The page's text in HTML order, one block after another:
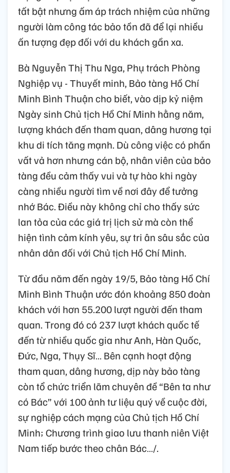
tất bật nhưng ấm áp trách nhiệm của những
người làm công tác bảo tồn đã để lại nhiều
ấn tượng đẹp đối với du khách gần xa.
Bà Nguyễn Thị Thu Nga, Phụ trách Phòng
Nghiệp vụ - Thuyết minh, Bảo tàng Hồ Chí
Minh Bình Thuận cho biết, vào dịp kỷ niệm
Ngày sinh Chủ tịch Hồ Chí Minh hằng năm,
lượng khách đến tham quan, dâng hương tại
khu di tích tăng mạnh. Dù công việc có phần
vất vả hơn nhưng cán bộ, nhân viên của bảo
tàng đều cảm thấy vui và tự hào khi ngày
càng nhiều người tìm về nơi đây để tưởng
nhớ Bác. Điều này không chỉ cho thấy sức
lan tỏa của các giá trị lịch sử mà còn thể
hiện tình cảm kính yêu, sự tri ân sâu sắc của
nhân dân đối với Chủ tịch Hồ Chí Minh.
Từ đầu năm đến ngày 19/5, Bảo tàng Hồ Chí
Minh Bình Thuận ước đón khoảng 850 đoàn
khách với hơn 55.200 lượt người đến tham
quan. Trong đó có 237 lượt khách quốc tế
đến từ nhiều quốc gia như Anh, Hàn Quốc,
Đức, Nga, Thụy Sĩ… Bên cạnh hoạt động
tham quan, dâng hương, dịp này bảo tàng
còn tổ chức triển lãm chuyên đề “Bên ta như
có Bác” với 100 ảnh tư liệu quý về cuộc đời,
sự nghiệp cách mạng của Chủ tịch Hồ Chí
Minh; Chương trình giao lưu thanh niên Việt
Nam tiếp bước theo chân Bác…/.